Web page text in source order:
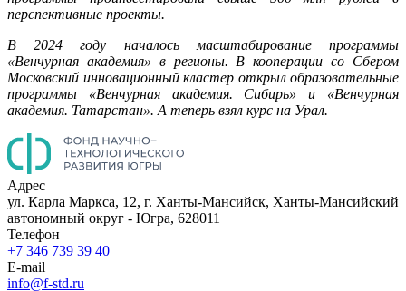
перспективные проекты.
В 2024 году началось масштабирование программы
«Венчурная академия» в регионы. В кооперации со Сбером
Московский инновационный кластер открыл образовательные
программы «Венчурная академия. Сибирь» и «Венчурная
академия. Татарстан». А теперь взял курс на Урал.
Адрес
ул. Карла Маркса, 12, г. Ханты-Мансийск, Ханты-Мансийский
автономный округ - Югра, 628011
Телефон
+7 346 739 39 40
E-mail
info@f-std.ru